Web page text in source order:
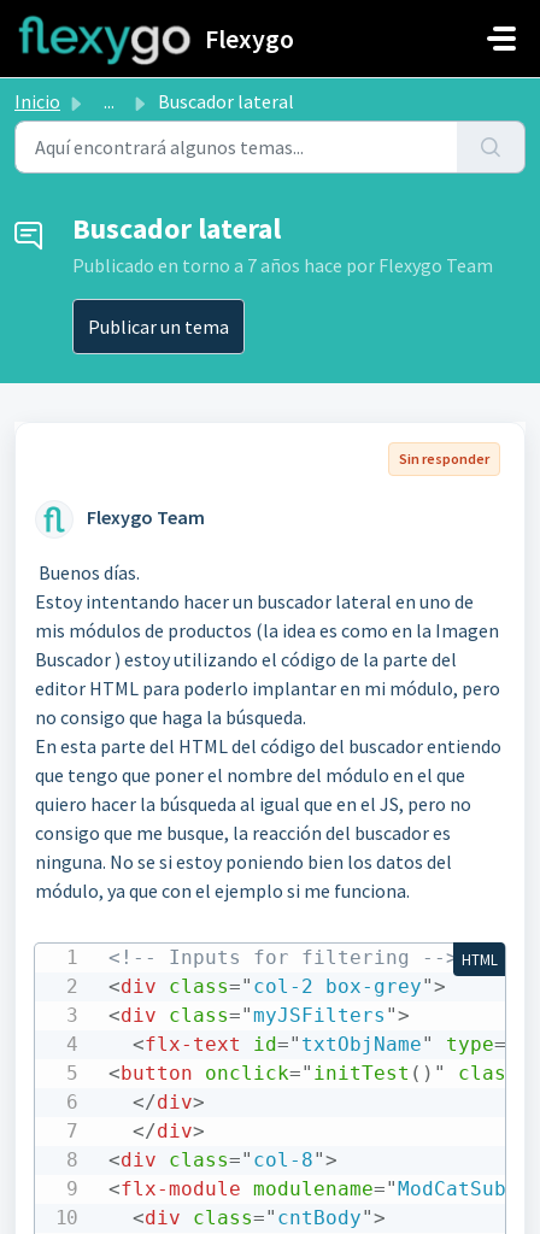
Saltar al contenido principal
Flexygo
Inicio ... Buscador lateral
Buscador lateral
Publicado en torno a 7 años hace por Flexygo Team
Publicar un tema
Sin responder
Flexygo Team
Buenos días.
Estoy intentando hacer un buscador lateral en uno de
mis módulos de productos (la idea es como en la Imagen
Buscador ) estoy utilizando el código de la parte del
editor HTML para poderlo implantar en mi módulo, pero
no consigo que haga la búsqueda.
En esta parte del HTML del código del buscador entiendo
que tengo que poner el nombre del módulo en el que
quiero hacer la búsqueda al igual que en el JS, pero no
consigo que me busque, la reacción del buscador es
ninguna. No se si estoy poniendo bien los datos del
módulo, ya que con el ejemplo si me funciona.
<!-- Inputs for filtering -->
<div class=" col-2 box-grey">
<div class="myJSFilters ">
<flx-text id=" txtObjName" type=
<button onclick=" initTest ( ) " class
</div>
</div>
<div class=" col-8">
<flx-module modulename="ModCatSubf
<div class=" cntBody">
HTML